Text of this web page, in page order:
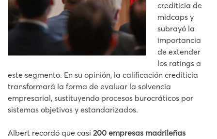
crediticia de
midcaps y
subrayó la
importancia
de extender
los ratings a
este segmento. En su opinión, la calificación crediticia
transformará la forma de evaluar la solvencia
empresarial, sustituyendo procesos burocráticos por
sistemas objetivos y estandarizados.
Albert recordó que casi 200 empresas madrileñas